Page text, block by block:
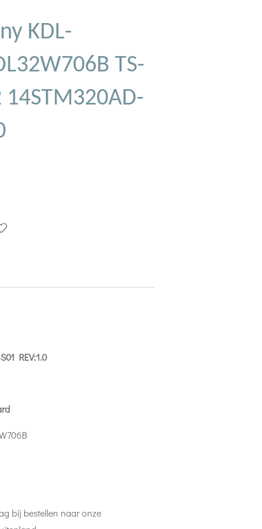
KDL-
TS-
REV:1.0
bij bestellen naar onze